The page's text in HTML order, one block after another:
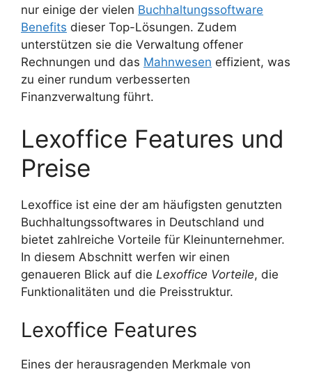
nur einige der vielen Buchhaltungssoftware
Benefits dieser Top-Lösungen. Zudem
unterstützen sie die Verwaltung offener
Rechnungen und das Mahnwesen effizient, was
zu einer rundum verbesserten
Finanzverwaltung führt.
Lexoffice Features und
Preise
Lexoffice ist eine der am häufigsten genutzten
Buchhaltungssoftwares in Deutschland und
bietet zahlreiche Vorteile für Kleinunternehmer.
In diesem Abschnitt werfen wir einen
genaueren Blick auf die Lexoffice Vorteile, die
Funktionalitäten und die Preisstruktur.
Lexoffice Features
Eines der herausragenden Merkmale von